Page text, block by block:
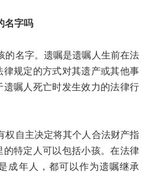
名字吗
名字。遗嘱是遗嘱人生前在法
规定的方式对其遗产或其他事
嘱人死亡时发生效力的法律行
自主决定将其个人合法财产指
的特定人可以包括小孩。在法律
成年人，都可以作为遗嘱继承